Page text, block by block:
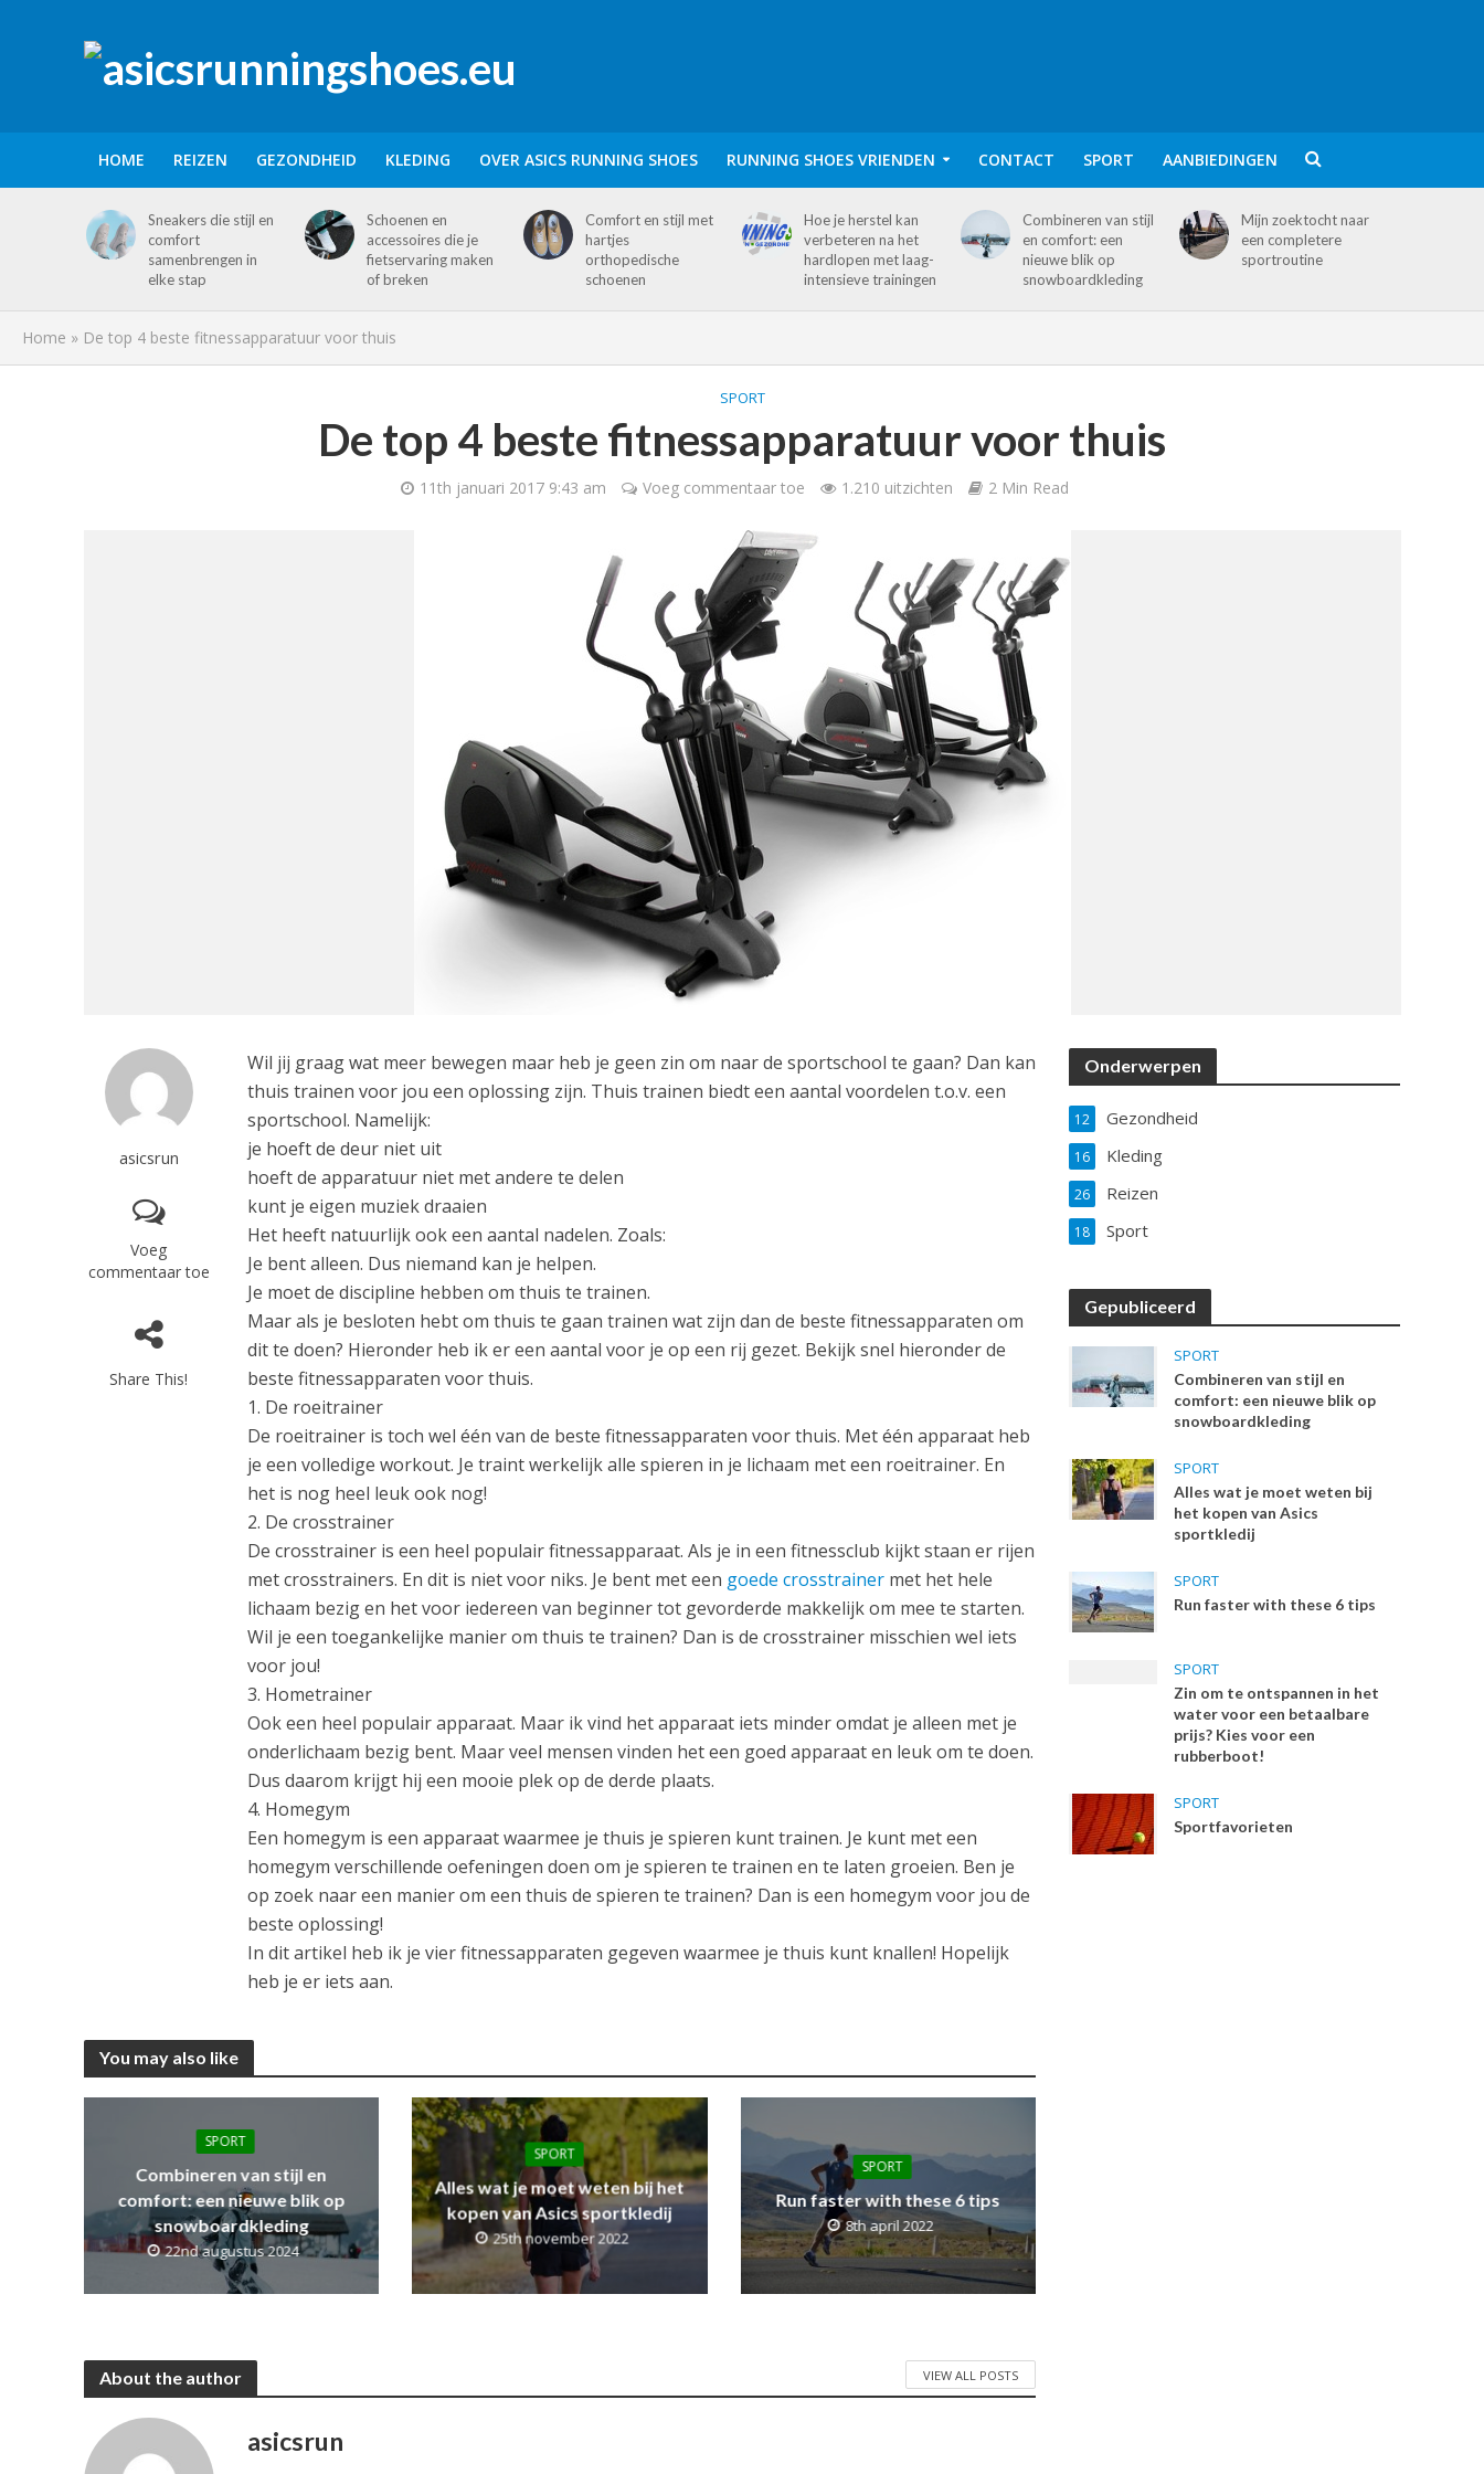
HOME REIZEN GEZONDHEID KLEDING OVER ASICS RUNNING SHOES RUNNING SHOES VRIENDEN CONTACT SPORT AANBIEDINGEN
Sneakers die stijl en
comfort
samenbrengen in
elke stap
Schoenen en
accessoires die je
fietservaring maken
of breken
Comfort en stijl met
hartjes
orthopedische
schoenen
Hoe je herstel kan
verbeteren na het
hardlopen met laag-
intensieve trainingen
Combineren van stijl
en comfort: een
nieuwe blik op
snowboardkleding
Mijn zoektocht naar
een completere
sportroutine
Home » De top 4 beste fitnessapparatuur voor thuis
SPORT
De top 4 beste fitnessapparatuur voor thuis
11th januari 2017 9:43 am Voeg commentaar toe 1.210 uitzichten 2 Min Read
asicsrun
Voeg
commentaar toe
Share This!
Wil jij graag wat meer bewegen maar heb je geen zin om naar de sportschool te gaan? Dan kan
thuis trainen voor jou een oplossing zijn. Thuis trainen biedt een aantal voordelen t.o.v. een
sportschool. Namelijk:
je hoeft de deur niet uit
hoeft de apparatuur niet met andere te delen
kunt je eigen muziek draaien
Het heeft natuurlijk ook een aantal nadelen. Zoals:
Je bent alleen. Dus niemand kan je helpen.
Je moet de discipline hebben om thuis te trainen.
Maar als je besloten hebt om thuis te gaan trainen wat zijn dan de beste fitnessapparaten om
dit te doen? Hieronder heb ik er een aantal voor je op een rij gezet. Bekijk snel hieronder de
beste fitnessapparaten voor thuis.
1. De roeitrainer
De roeitrainer is toch wel één van de beste fitnessapparaten voor thuis. Met één apparaat heb
je een volledige workout. Je traint werkelijk alle spieren in je lichaam met een roeitrainer. En
het is nog heel leuk ook nog!
2. De crosstrainer
De crosstrainer is een heel populair fitnessapparaat. Als je in een fitnessclub kijkt staan er rijen
met crosstrainers. En dit is niet voor niks. Je bent met een goede crosstrainer met het hele
lichaam bezig en het voor iedereen van beginner tot gevorderde makkelijk om mee te starten.
Wil je een toegankelijke manier om thuis te trainen? Dan is de crosstrainer misschien wel iets
voor jou!
3. Hometrainer
Ook een heel populair apparaat. Maar ik vind het apparaat iets minder omdat je alleen met je
onderlichaam bezig bent. Maar veel mensen vinden het een goed apparaat en leuk om te doen.
Dus daarom krijgt hij een mooie plek op de derde plaats.
4. Homegym
Een homegym is een apparaat waarmee je thuis je spieren kunt trainen. Je kunt met een
homegym verschillende oefeningen doen om je spieren te trainen en te laten groeien. Ben je
op zoek naar een manier om een thuis de spieren te trainen? Dan is een homegym voor jou de
beste oplossing!
In dit artikel heb ik je vier fitnessapparaten gegeven waarmee je thuis kunt knallen! Hopelijk
heb je er iets aan.
You may also like
SPORT
Combineren van stijl en
comfort: een nieuwe blik op
snowboardkleding
22nd augustus 2024
SPORT
Alles wat je moet weten bij het
kopen van Asics sportkledij
25th november 2022
SPORT
Run faster with these 6 tips
8th april 2022
About the author VIEW ALL POSTS
asicsrun
Onderwerpen
Gezondheid
12
Kleding
16
Reizen
26
Sport
18
Gepubliceerd
SPORT
Combineren van stijl en
comfort: een nieuwe blik op
snowboardkleding
SPORT
Alles wat je moet weten bij
het kopen van Asics
sportkledij
SPORT
Run faster with these 6 tips
SPORT
Zin om te ontspannen in het
water voor een betaalbare
prijs? Kies voor een
rubberboot!
SPORT
Sportfavorieten